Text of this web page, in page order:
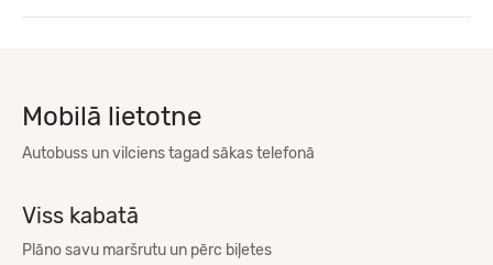
Mobilā lietotne
Autobuss un vilciens tagad sākas telefonā
Viss kabatā
Plāno savu maršrutu un pērc biļetes